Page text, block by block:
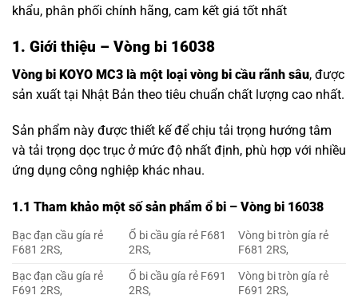
khẩu, phân phối chính hãng, cam kết giá tốt nhất
1. Giới thiệu – Vòng bi 16038
Vòng bi KOYO MC3 là một loại vòng bi cầu rãnh sâu, được
sản xuất tại Nhật Bản theo tiêu chuẩn chất lượng cao nhất.
Sản phẩm này được thiết kế để chịu tải trọng hướng tâm
và tải trọng dọc trục ở mức độ nhất định, phù hợp với nhiều
ứng dụng công nghiệp khác nhau.
1.1 Tham khảo một số sản phẩm ổ bi – Vòng bi 16038
Bạc đạn cầu gía rẻ
F681 2RS,
Ổ bi cầu gía rẻ F681
2RS,
Vòng bi tròn gía rẻ
F681 2RS,
Bạc đạn cầu gía rẻ
F691 2RS,
Ổ bi cầu gía rẻ F691
2RS,
Vòng bi tròn gía rẻ
F691 2RS,